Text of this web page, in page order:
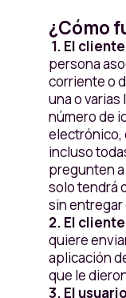
¿Cómo
1. El
persona
corriente o
una o
número de
electrónico,
incluso
pregunten
solo tendrá
sin entregar
2. El
quiere
aplicación
que le
3. El